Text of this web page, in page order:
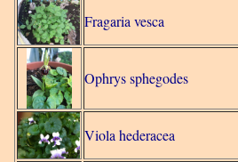
Fragaria vesca
Ophrys sphegodes
Viola hederacea